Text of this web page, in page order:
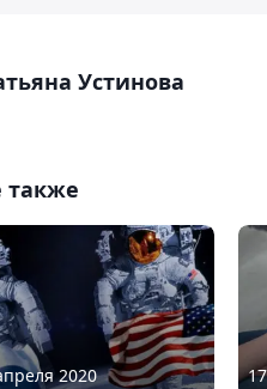
Устинова
также
2020